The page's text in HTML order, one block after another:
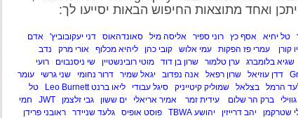
ואחד מתוצאות החיפוש הבאות יסייעו לך:
טל יחיא אסף כץ רוני ספיר אליסה מיל סאונדהאוס דני יעקובוביץ'
אדם
קורן עמרי פז הפקות עמי אלוש קובי כהן ליהיא מכלוף אורי מרק
נדב
שגיא בלומברג ערן טלמור שרון בן דוד מוטי רובינשטיין שי ניסנבוים
רועי
דדן עוזיאל שרון רפאל אנה נפדוב יגאל שמיר דרור נחומי שני גרשי
עומר
הרמל בצלאל שמוליק קיטייניק סיגל עבודי ליאו ברנט Leo Burnett
טל
ברק הר שלום עידית זמר אמיר אריאלי ים ששון גבי זלצמן JWT
חמי
שטרקמן יהב דרייזין יהושע TBWA פוסט אופיס גלעד שניידר
ראובני פרידן